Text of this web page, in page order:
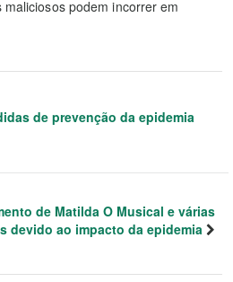
podem incorrer em
de prevenção da epidemia
de Matilda O Musical e várias
devido ao impacto da epidemia